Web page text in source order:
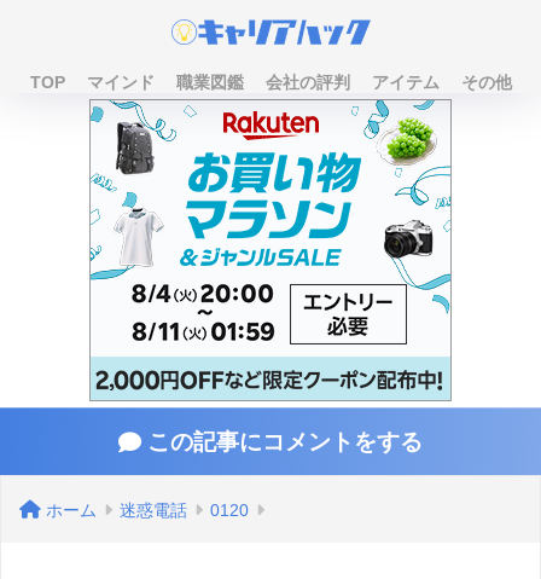
TOP マインド 職業図鑑 会社の評判 アイテム その他
この記事にコメントをする
ホーム 迷惑電話 0120